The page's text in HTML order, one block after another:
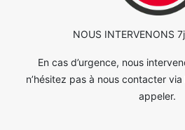
NOUS INTERVENONS
En cas d’urgence, nous
n’hésitez pas à nous contacter
appeler.